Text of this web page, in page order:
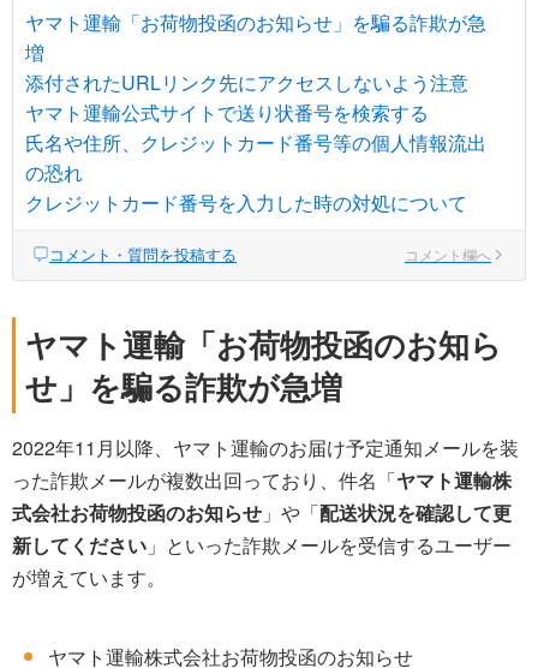
ヤマト運輸「お荷物投函のお知らせ」を騙る詐欺が急
増
添付されたURLリンク先にアクセスしないよう注意
ヤマト運輸公式サイトで送り状番号を検索する
氏名や住所、クレジットカード番号等の個人情報流出
の恐れ
クレジットカード番号を入力した時の対処について
コメント・質問を投稿する コメント欄へ
ヤマト運輸「お荷物投函のお知ら
せ」を騙る詐欺が急増
2022年11月以降、ヤマト運輸のお届け予定通知メールを装
った詐欺メールが複数出回っており、件名「ヤマト運輸株
式会社お荷物投函のお知らせ 」や「配送状況を確認して更
新してください 」といった詐欺メールを受信するユーザー
が増えています。
ヤマト運輸株式会社お荷物投函のお知らせ